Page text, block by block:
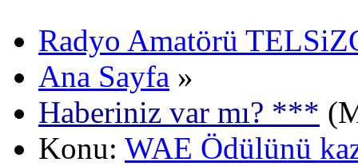
Radyo Amatörü
Ana Sayfa »
Haberiniz var mı? ***
Konu: WAE Ödülünü